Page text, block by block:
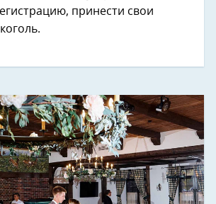
принести свои